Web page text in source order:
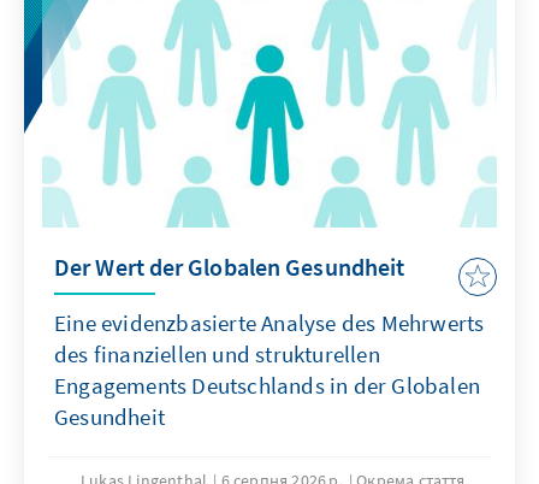
Der Wert der Globalen Gesundheit
Eine evidenzbasierte Analyse des Mehrwerts
des finanziellen und strukturellen
Engagements Deutschlands in der Globalen
Gesundheit